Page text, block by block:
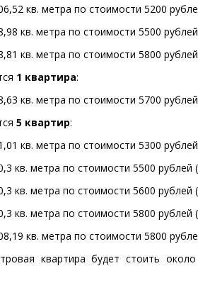
кв. метра по стоимости 5200
кв. метра по стоимости 5500 рублей
кв. метра по стоимости 5800 рублей
1 квартира:
кв. метра по стоимости 5700 рублей
5 квартир:
кв. метра по стоимости 5300 рублей
кв. метра по стоимости 5500 рублей (
кв. метра по стоимости 5600 рублей (
кв. метра по стоимости 5800 рублей (
кв. метра по стоимости 5800
квартира будет стоить